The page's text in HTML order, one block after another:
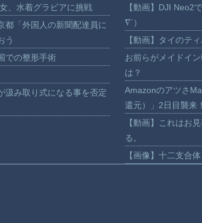
、水着グラビアに挑戦
「外国人の新聞配達員に
う
での整形手術
汲み取り式になる事を否定
【動画】DJI Neo2
∇`）
【動画】タイのテ
お前らがメイドイ
は？
Amazonのアツさ
還元）」2日目襲来！
【動画】これはお
る。
【画像】十二支合